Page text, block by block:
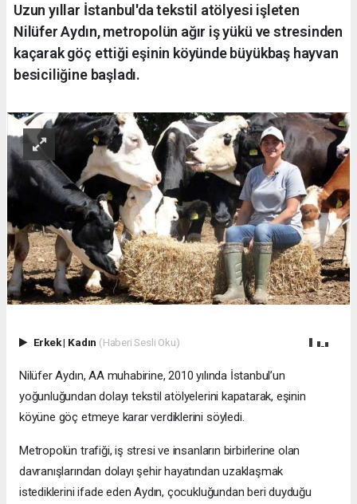
Uzun yıllar İstanbul'da tekstil atölyesi işleten
Nilüfer Aydın, metropolün ağır iş yükü ve stresinden
kaçarak göç ettiği eşinin köyünde büyükbaş hayvan
besiciliğine başladı.
Erkek| Kadın (Haberi Sesli Oku)
Nilüfer Aydın, AA muhabirine, 2010 yılında İstanbul’un
yoğunluğundan dolayı tekstil atölyelerini kapatarak, eşinin
köyüne göç etmeye karar verdiklerini söyledi.
Metropolün trafiği, iş stresi ve insanların birbirlerine olan
davranışlarından dolayı şehir hayatından uzaklaşmak
istediklerini ifade eden Aydın, çocukluğundan beri duyduğu